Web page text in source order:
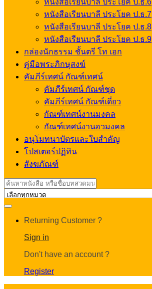
หนังสือเรียนบาลี ประโยค ป.ธ.6
หนังสือเรียนบาลี ประโยค ป.ธ.7
หนังสือเรียนบาลี ประโยค ป.ธ.8
หนังสือเรียนบาลี ประโยค ป.ธ.9
กล่องนักธรรม ชั้นตรี โท เอก
คู่มือพระภิกษุสงฆ์
คัมภีร์เทศน์ กัณฑ์เทศน์
คัมภีร์เทศน์ กัณฑ์ชุด
คัมภีร์เทศน์ กัณฑ์เดี่ยว
กัณฑ์เทศน์งานมงคล
กัณฑ์เทศน์งานอวมงคล
อนุโมทนาบัตรและใบสำคัญ
โปสเตอร์ปฏิทิน
สังฆภัณฑ์
Search
for:
Returning Customer ?
Sign in
Don't have an account ?
Register